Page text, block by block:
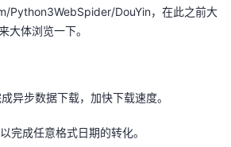
Python3WebSpider/DouYin，在此之前大
大体浏览一下。
异步数据下载，加快下载速度。
完成任意格式日期的转化。